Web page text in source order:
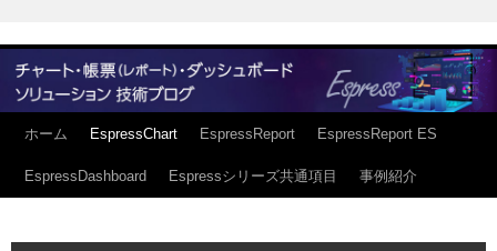
ホーム EspressChart EspressReport EspressReport ES
EspressDashboard Espressシリーズ共通項目 事例紹介